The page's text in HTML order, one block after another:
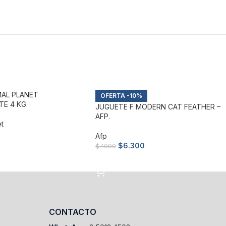
PLANET
4 KG.
-10%
JUGUETE F MODERN CAT FEATHER –
AFP.
Afp
$7.000 $6.300
CONTACTO